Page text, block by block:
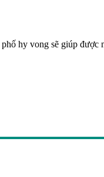
hy vong sẽ giúp